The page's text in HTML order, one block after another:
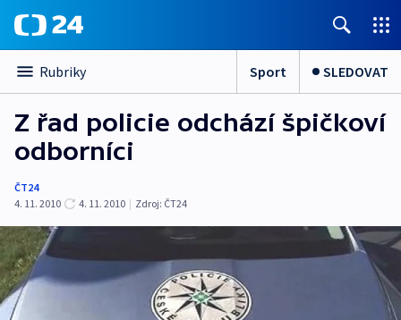
Rubriky Sport SLEDOVAT
Z řad policie odchází špičkoví
odborníci
ČT24
4. 11. 2010
4. 11. 2010 | Zdroj: ČT24